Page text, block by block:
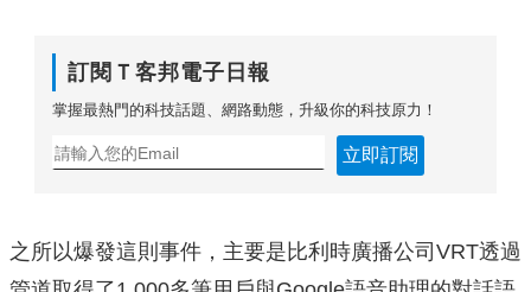
訂閱Ｔ客邦電子日報
掌握最熱門的科技話題、網路動態，升級你的科技原力！
立即訂閱
之所以爆發這則事件，主要是比利時廣播公司VRT透過